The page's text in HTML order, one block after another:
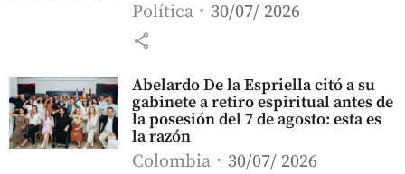
Política 30/07/ 2026
share
Abelardo De la Espriella citó a su
gabinete a retiro espiritual antes de
la posesión del 7 de agosto: esta es
la razón
Colombia 30/07/ 2026